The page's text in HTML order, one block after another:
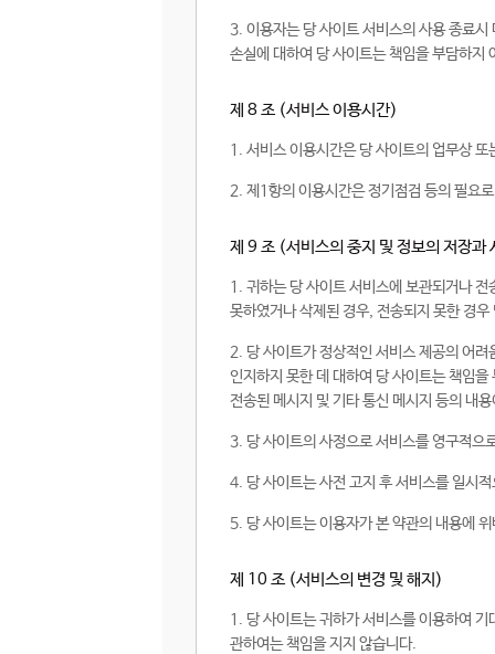
3. 이용자는 당 사이트 서비스의 사용 종료
손실에 대하여 당 사이트는 책임을 부담하지
제 8 조 (서비스 이용시간)
1. 서비스 이용시간은 당 사이트의 업무상
2. 제1항의 이용시간은 정기점검 등의 필요
제 9 조 (서비스의 중지 및 정보의 저장과
1. 귀하는 당 사이트 서비스에 보관되거나
못하였거나 삭제된 경우, 전송되지 못한 경
2. 당 사이트가 정상적인 서비스 제공의 어
인지하지 못한 데 대하여 당 사이트는 책임
전송된 메시지 및 기타 통신 메시지 등의 내
3. 당 사이트의 사정으로 서비스를 영구적으
4. 당 사이트는 사전 고지 후 서비스를 일시
5. 당 사이트는 이용자가 본 약관의 내용에
제 10 조 (서비스의 변경 및 해지)
1. 당 사이트는 귀하가 서비스를 이용하여
관하여는 책임을 지지 않습니다.